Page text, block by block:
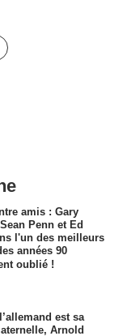
amis : Gary
Penn et Ed
l'un des meilleurs
années 90
oublié !
est sa
Arnold